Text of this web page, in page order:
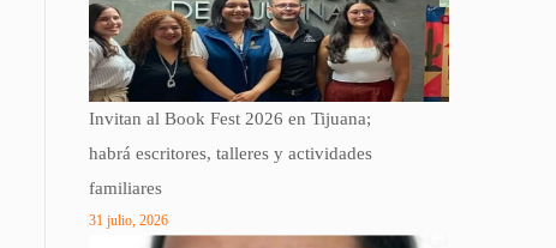
Invitan al Book Fest 2026 en Tijuana;
habrá escritores, talleres y actividades
familiares
31 julio, 2026